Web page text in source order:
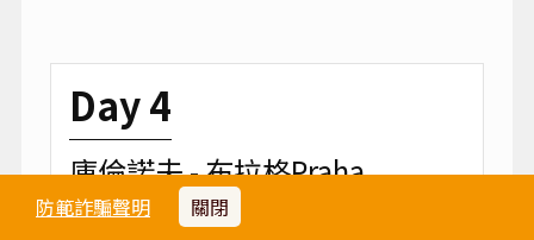
防範詐騙聲明 關閉
Day 4
庫倫諾夫 - 布拉格Praha